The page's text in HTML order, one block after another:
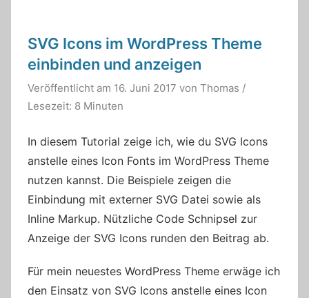
SVG Icons im WordPress Theme
einbinden und anzeigen
Veröffentlicht am 16. Juni 2017 von Thomas /
Lesezeit: 8 Minuten
In diesem Tutorial zeige ich, wie du SVG Icons
anstelle eines Icon Fonts im WordPress Theme
nutzen kannst. Die Beispiele zeigen die
Einbindung mit externer SVG Datei sowie als
Inline Markup. Nützliche Code Schnipsel zur
Anzeige der SVG Icons runden den Beitrag ab.
Für mein neuestes WordPress Theme erwäge ich
den Einsatz von SVG Icons anstelle eines Icon